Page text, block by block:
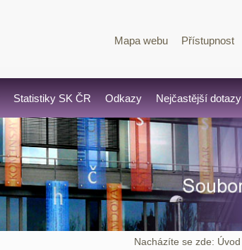
Mapa webu Přístupnost
Statistiky SK ČR Odkazy Nejčastější dotazy
Nacházíte se zde: Úvod